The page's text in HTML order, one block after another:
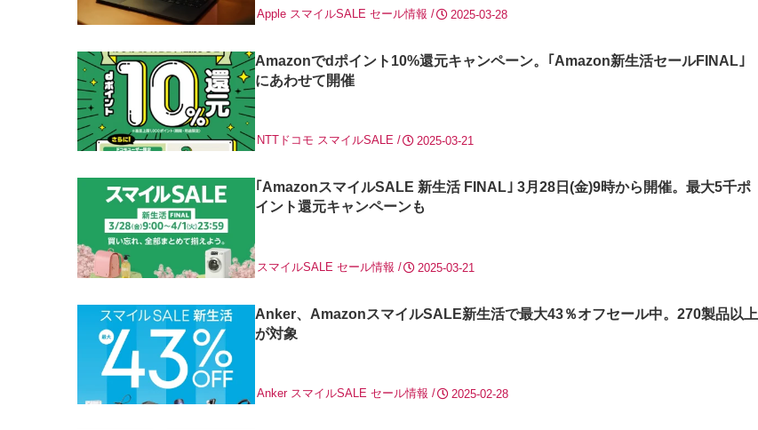
2025-03-28
Apple スマイルSALE セール情報
Amazonでdポイント10%還元キャンペーン。｢Amazon新生活セールFINAL｣
にあわせて開催
2025-03-21
NTTドコモ スマイルSALE
｢AmazonスマイルSALE 新生活 FINAL｣ 3月28日(金)9時から開催。最大5千ポ
イント還元キャンペーンも
2025-03-21
スマイルSALE セール情報
Anker、AmazonスマイルSALE新生活で最大43％オフセール中。270製品以上
が対象
2025-02-28
Anker スマイルSALE セール情報